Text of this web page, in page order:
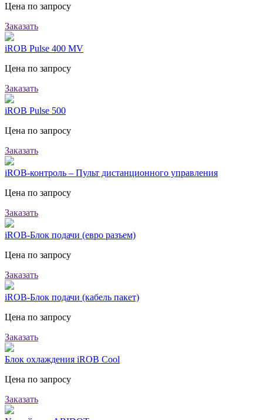
Цена по запросу
Заказать
iROB Pulse 400 MV
Цена по запросу
Заказать
iROB Pulse 500
Цена по запросу
Заказать
iROB-контроль – Пульт дистанционного управления
Цена по запросу
Заказать
iROB-Блок подачи (евро разъем)
Цена по запросу
Заказать
iROB-Блок подачи (кабель пакет)
Цена по запросу
Заказать
Блок охлаждения iROB Cool
Цена по запросу
Заказать